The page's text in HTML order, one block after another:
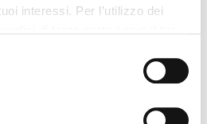
interessi. Per l’utilizzo dei
installati solo i cookie tecnici.
tutto” acconsenti all’utilizzo
il pulsante “mostra dettagli”
Toscana